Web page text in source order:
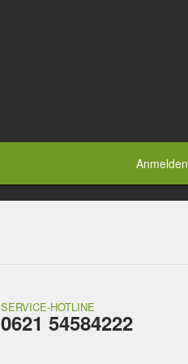
Anmelden
SERVICE-HOTLINE
0621 54584222